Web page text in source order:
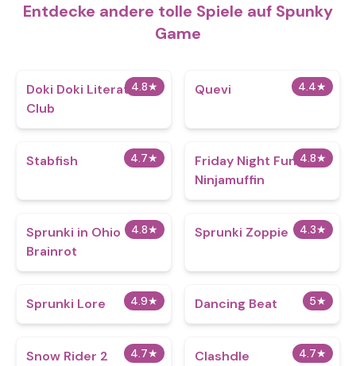
Entdecke andere tolle Spiele auf Spunky
Game
4.8★
Doki Doki Literature
Club
4.4★
Quevi
4.7★
Stabfish 4.8★
Friday Night Funkin
Ninjamuffin
4.8★
Sprunki in Ohio
Brainrot
4.3★
Sprunki Zoppie
4.9★
Sprunki Lore 5★
Dancing Beat
4.7★
Snow Rider 2 4.7★
Clashdle